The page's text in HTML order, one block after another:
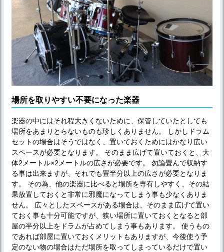
場所を取りやすい不要になった楽器
楽器の中にはそれ程大きくないために、保管していたとしても
場所をあまりとらないものも珍しくありません。 しかしドラム
セットの場合はそうではなく、置いておくためにはかなり広い
スペースが必要となります。 そのまま広げて置いておくと、大
体2メートル×2メートルの広さが必要です。 勿論畳んで収納す
る事は出来ますが、それでも畳半分以上の広さが必要となりま
す。 その為、他の楽器に比べると場所を専有しやすく、その結
果放置しておくと非常に邪魔になってしまう事も少なくありま
せん。 広々としたスペースがある場合は、そのまま広げて置い
ておく事も十分可能ですが、狭い場所に置いておくとなると部
屋の半分以上をドラムが占めてしまう事もあります。 使うもの
であれば部屋に置いておくメリットもありますが、今後使う予
定のない物の場合はただ場所を取ってしまっているだけで置い